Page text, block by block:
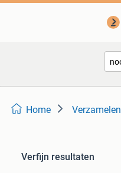
Home Verzamelen
Verfijn resultaten